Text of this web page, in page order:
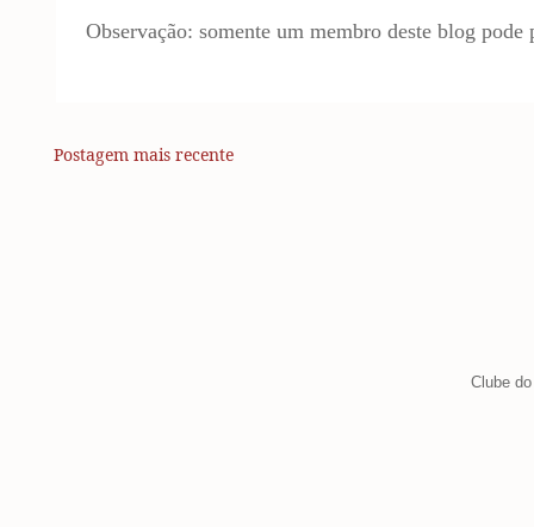
Observação: somente um membro deste blog
Postagem mais recente
Clube